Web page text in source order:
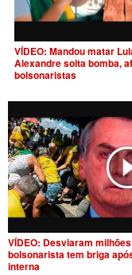
VÍDEO: Mandou matar
Alexandre solta bomba,
bolsonaristas
VÍDEO: Desviaram
bolsonarista tem briga
interna